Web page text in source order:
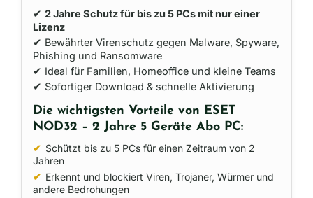
✔ 2 Jahre Schutz für bis zu 5 PCs mit nur einer
Lizenz
✔ Bewährter Virenschutz gegen Malware, Spyware,
Phishing und Ransomware
✔ Ideal für Familien, Homeoffice und kleine Teams
✔ Sofortiger Download & schnelle Aktivierung
Die wichtigsten Vorteile von ESET
NOD32 – 2 Jahre 5 Geräte Abo PC:
✔ Schützt bis zu 5 PCs für einen Zeitraum von 2
Jahren
✔ Erkennt und blockiert Viren, Trojaner, Würmer und
andere Bedrohungen